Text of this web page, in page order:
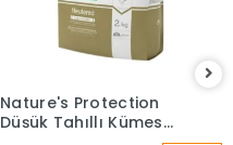
Nature's Protection
Düşük Tahıllı Kümes